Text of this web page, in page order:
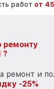
работ от
ремонту
?
ремонт и
-25%